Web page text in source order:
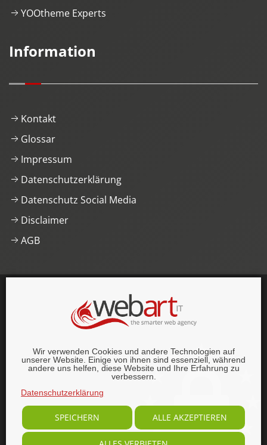
Wir verwenden Cookies und andere Technologien auf
unserer Website. Einige von ihnen sind essenziell, während
andere uns helfen, diese Website und Ihre Erfahrung zu
verbessern.
Datenschutzerklärung
SPEICHERN ALLE AKZEPTIEREN
YOOtheme Experts
Information
Kontakt
Glossar
Impressum
Datenschutzerklärung
Datenschutz Social Media
Disclaimer
AGB
This website was proudly built with , lots of
CSS3.
Alle Rechte vorbehalten.